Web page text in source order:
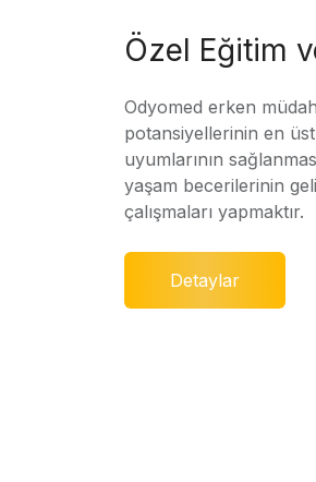
Özel Eğitim
Odyomed erken
potansiyellerinin en üst
uyumlarının
yaşam becerilerinin
çalışmaları yapmaktır.
Detaylar